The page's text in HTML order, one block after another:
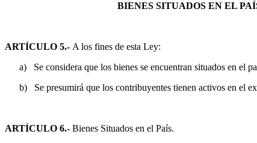
BIENES SITUADOS EN EL
ARTÍCULO 5.- A los fines de esta Ley:
a)
Se considera que los bienes se encuentran situados en el
b)
Se presumirá que los contribuyentes tienen activos en el
ARTÍCULO 6.- Bienes Situados en el País.